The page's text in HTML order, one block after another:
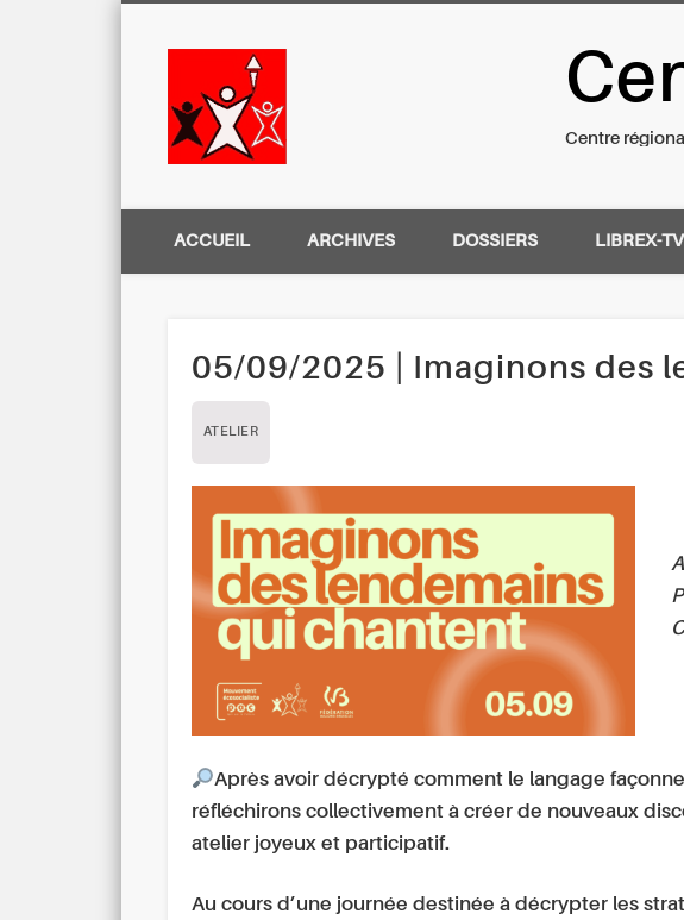
Centre Régional du
Centre
ACCUEIL ARCHIVES DOSSIERS LIBREX-TV
05/09/2025 | Imaginons des
ATELIER
Après avoir décrypté comment le langage
réfléchirons collectivement à créer de nouveaux
atelier joyeux et participatif.
Au cours d’une journée destinée à décrypter les